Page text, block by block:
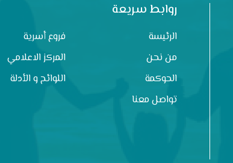
روابط سريعة
الرئيسة
فروع أسرية
من نحن
المركز الاعلامي
الحوكمة
اللوائح و الأدلة
تواصل معنا